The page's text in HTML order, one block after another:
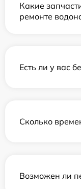
Какие
ремонте
Есть ли у вас
Сколько
Возможен ли